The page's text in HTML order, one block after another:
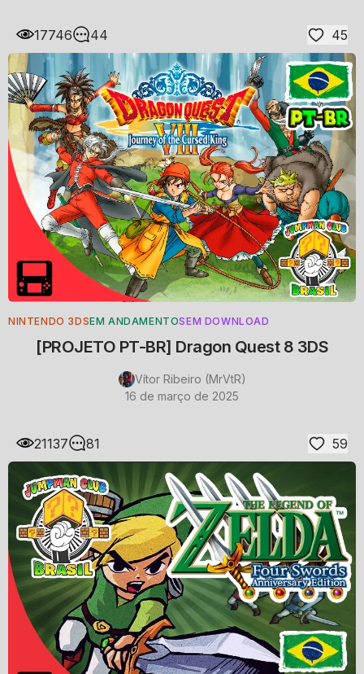
17746 44 45
NINTENDO 3DSEM ANDAMENTOSEM DOWNLOAD
[PROJETO PT-BR] Dragon Quest 8 3DS
Vítor Ribeiro (MrVtR)
16 de março de 2025
21137 81 59